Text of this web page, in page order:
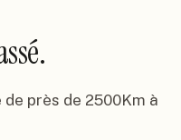
près de 2500Km à